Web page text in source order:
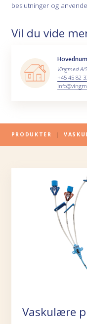
beslutninger og
Vil du vide
Vingmed A/
+45 45 82
PRODUKTER |
Vaskulære